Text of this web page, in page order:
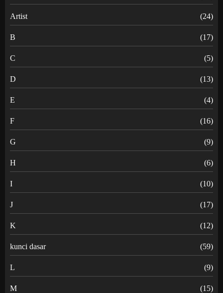
Artist (24)
B (17)
C (5)
D (13)
E (4)
F (16)
G (9)
H (6)
I (10)
J (17)
K (12)
kunci dasar (59)
L (9)
M (15)